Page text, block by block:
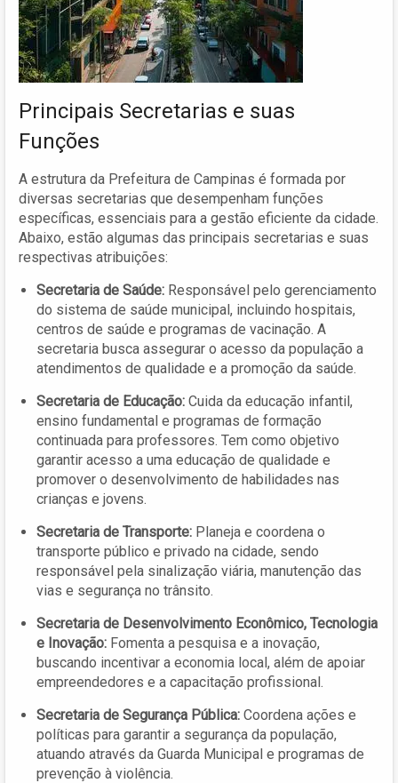
Principais Secretarias e suas
Funções
A estrutura da Prefeitura de Campinas é formada por
diversas secretarias que desempenham funções
específicas, essenciais para a gestão eficiente da cidade.
Abaixo, estão algumas das principais secretarias e suas
respectivas atribuições:
Secretaria de Saúde: Responsável pelo gerenciamento
do sistema de saúde municipal, incluindo hospitais,
centros de saúde e programas de vacinação. A
secretaria busca assegurar o acesso da população a
atendimentos de qualidade e a promoção da saúde.
Secretaria de Educação: Cuida da educação infantil,
ensino fundamental e programas de formação
continuada para professores. Tem como objetivo
garantir acesso a uma educação de qualidade e
promover o desenvolvimento de habilidades nas
crianças e jovens.
Secretaria de Transporte: Planeja e coordena o
transporte público e privado na cidade, sendo
responsável pela sinalização viária, manutenção das
vias e segurança no trânsito.
Secretaria de Desenvolvimento Econômico, Tecnologia
e Inovação: Fomenta a pesquisa e a inovação,
buscando incentivar a economia local, além de apoiar
empreendedores e a capacitação profissional.
Secretaria de Segurança Pública: Coordena ações e
políticas para garantir a segurança da população,
atuando através da Guarda Municipal e programas de
prevenção à violência.